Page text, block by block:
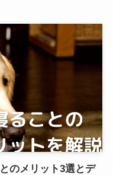
のメリット3選とデ